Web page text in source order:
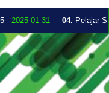
2025-01-31 04.Pelajar